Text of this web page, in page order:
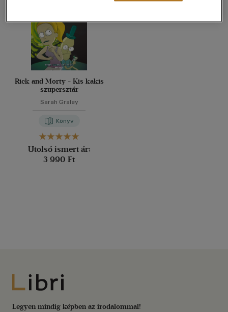
Alkalmaz
Rick and Morty - Kis kakis
szupersztár
Sarah Graley
Könyv
Utolsó ismert ár:
3 990 Ft
Libri
Legyen mindig képben az irodalommal!